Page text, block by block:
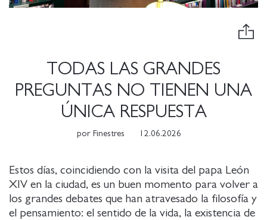
TODAS LAS GRANDES
PREGUNTAS NO TIENEN UNA
ÚNICA RESPUESTA
por Finestres 12.06.2026
Estos días, coincidiendo con la visita del papa León
XIV en la ciudad, es un buen momento para volver a
los grandes debates que han atravesado la filosofía y
el pensamiento: el sentido de la vida, la existencia de